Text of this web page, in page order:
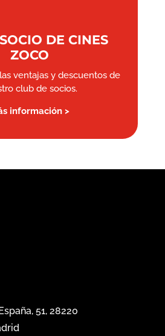
DE CINES
ZOCO
ventajas y descuentos de
club de socios.
información >
51, 28220